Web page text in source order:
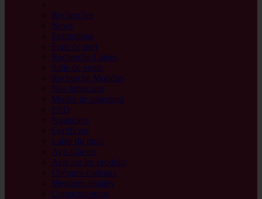
Rechercher
News
Promotions
Frais de port
Recherche Laines
Salle de vente
Recherche Modèles
Nos fabricants
Modes de paiement
FAQ
Nuanciers
Certificats
Laine du mois
Avis Clients
Avis sur les produits
Chèques-cadeaux
Mentions légales
Contactez-nous